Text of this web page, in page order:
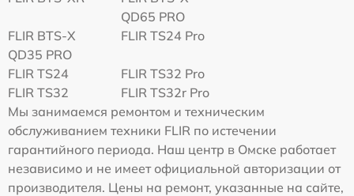
QD65 PRO
FLIR BTS-X
QD35 PRO
FLIR TS24 Pro
FLIR TS24
FLIR TS32 Pro
FLIR TS32
FLIR TS32r Pro
Мы занимаемся ремонтом и техническим
обслуживанием техники FLIR по истечении
гарантийного периода. Наш центр в Омске работает
независимо и не имеет официальной авторизации от
производителя. Цены на ремонт, указанные на сайте,